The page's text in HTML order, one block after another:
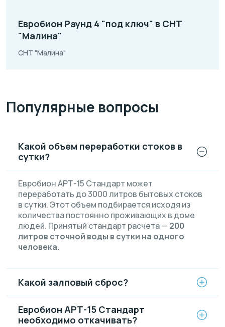
Евробион Раунд 4 "под ключ" в СНТ
"Малина"
СНТ "Малина"
Популярные вопросы
Какой объем переработки стоков в
сутки?
Евробион АРТ-15 Стандарт может
переработать до 3000 литров бытовых стоков
в сутки. Этот объем подбирается исходя из
количества постоянно проживающих в доме
людей. Принятый стандарт расчета — 200
литров сточной воды в сутки на одного
человека.
Какой залповый сброс?
Евробион АРТ-15 Стандарт
необходимо откачивать?